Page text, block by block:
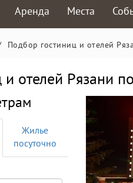
Аренда Места
Подбор гостиниц и отелей
отелей Рязани
Жилье
посуточно